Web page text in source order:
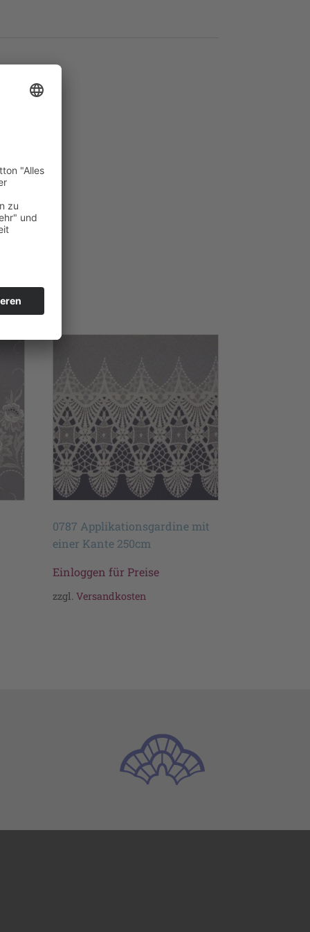
0787 Applikationsgardine mit
einer Kante 250cm
Einloggen für Preise
zzgl. Versandkosten